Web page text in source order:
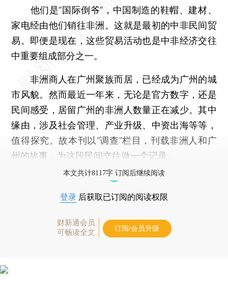
他们是“国际倒爷”，中国制造的鞋帽、建材、
家电经由他们销往非洲。这就是最初的中非民间贸
易。即便是现在，这些贸易活动也是中非经济交往
中重要组成部分之一。
非洲商人在广州聚族而居，已经成为广州的城
市风貌。然而最近一年来，无论是官方数字，还是
民间感受，居留广州的非洲人数量正在减少。其中
缘由，涉及社会管理、产业升级、中资出海等等，
值得探究。故本刊以“调查”栏目，刊载非洲人和广
州的故事，为这段民间交往做一个记录。
本文共计8117字 订阅后继续阅读
登录 后获取已订阅的阅读权限
财新通会员
可畅读全文
订阅/会员升级